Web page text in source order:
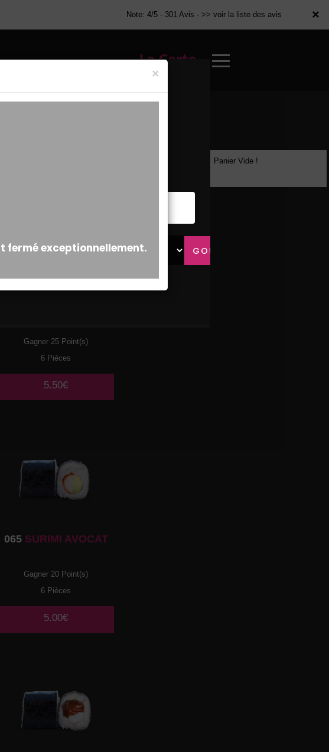
×
Note: 4/5 - 301 Avis - >> voir la liste des avis
La Carte
×
Gagner 25 Point(s)
6 Pièces
5.50€
065SURIMI AVOCAT
Gagner 20 Point(s)
6 Pièces
5.00€
Panier Vide !
×